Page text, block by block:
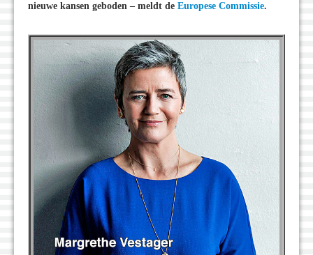
nieuwe kansen geboden – meldt de Europese Commissie.